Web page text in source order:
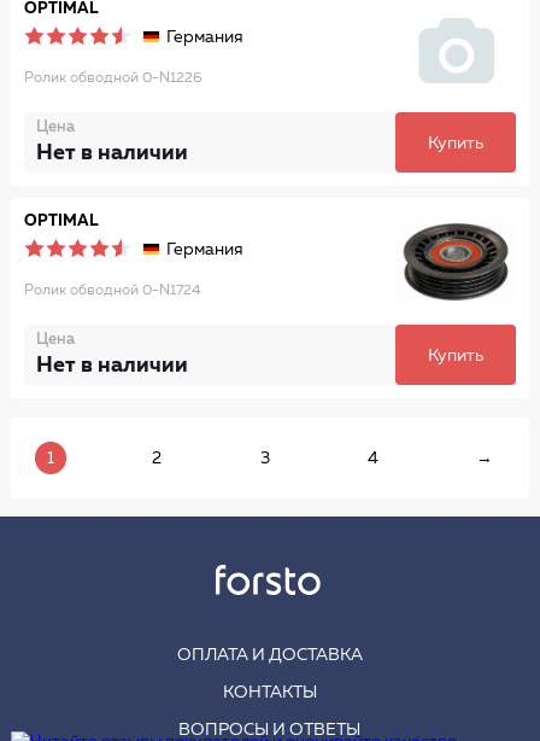
OPTIMAL
Германия
Ролик обводной 0-N1226
Цена
Нет в наличии Купить
OPTIMAL
Германия
Ролик обводной 0-N1724
Цена
Нет в наличии Купить
1 2 3 4 →
ОПЛАТА И ДОСТАВКА
КОНТАКТЫ
ВОПРОСЫ И ОТВЕТЫ